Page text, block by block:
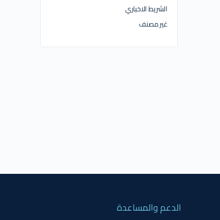
الشريط الاخباري
غير مصنف
الدعم والمساعدة